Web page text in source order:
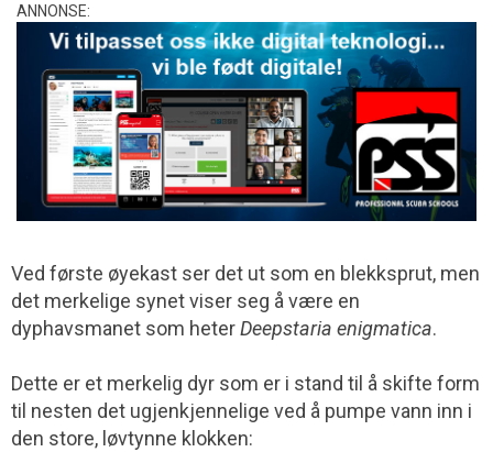
ANNONSE:
Ved første øyekast ser det ut som en blekksprut, men
det merkelige synet viser seg å være en
dyphavsmanet som heterDeepstaria enigmatica.
Dette er et merkelig dyr som er i stand til å skifte form
til nesten det ugjenkjennelige ved å pumpe vann inn i
den store, løvtynne klokken: